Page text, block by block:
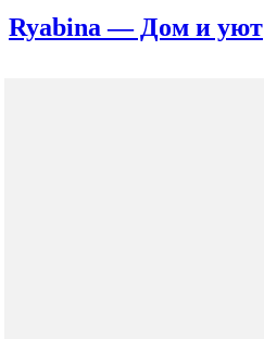
Ryabina — Дом и уют